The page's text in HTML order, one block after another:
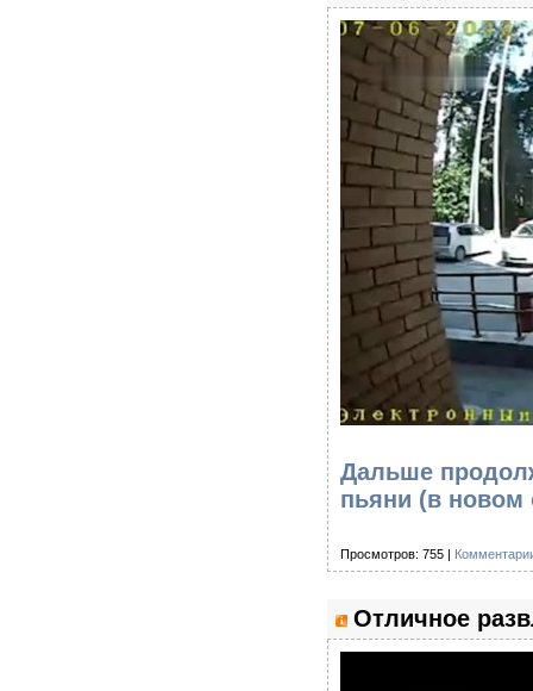
Дальше
пьяни (в новом
Просмотров: 755 |
Отличное